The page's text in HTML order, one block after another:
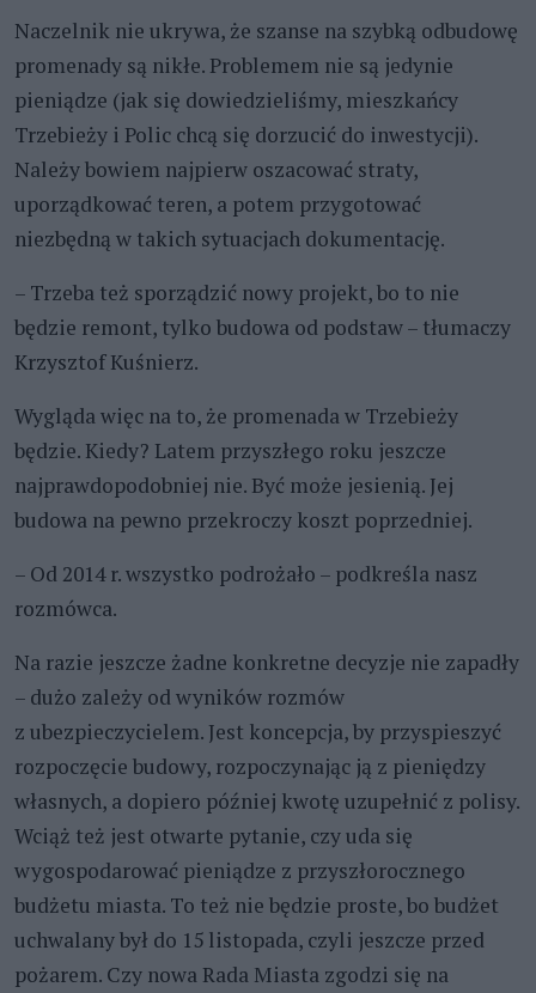
Naczelnik nie ukrywa, że szanse na szybką odbudowę
promenady są nikłe. Problemem nie są jedynie
pieniądze (jak się dowiedzieliśmy, mieszkańcy
Trzebieży i Polic chcą się dorzucić do inwestycji).
Należy bowiem najpierw oszacować straty,
uporządkować teren, a potem przygotować
niezbędną w takich sytuacjach dokumentację.
– Trzeba też sporządzić nowy projekt, bo to nie
będzie remont, tylko budowa od podstaw – tłumaczy
Krzysztof Kuśnierz.
Wygląda więc na to, że promenada w Trzebieży
będzie. Kiedy? Latem przyszłego roku jeszcze
najprawdopodobniej nie. Być może jesienią. Jej
budowa na pewno przekroczy koszt poprzedniej.
– Od 2014 r. wszystko podrożało – podkreśla nasz
rozmówca.
Na razie jeszcze żadne konkretne decyzje nie zapadły
– dużo zależy od wyników rozmów
z ubezpieczycielem. Jest koncepcja, by przyspieszyć
rozpoczęcie budowy, rozpoczynając ją z pieniędzy
własnych, a dopiero później kwotę uzupełnić z polisy.
Wciąż też jest otwarte pytanie, czy uda się
wygospodarować pieniądze z przyszłorocznego
budżetu miasta. To też nie będzie proste, bo budżet
uchwalany był do 15 listopada, czyli jeszcze przed
pożarem. Czy nowa Rada Miasta zgodzi się na